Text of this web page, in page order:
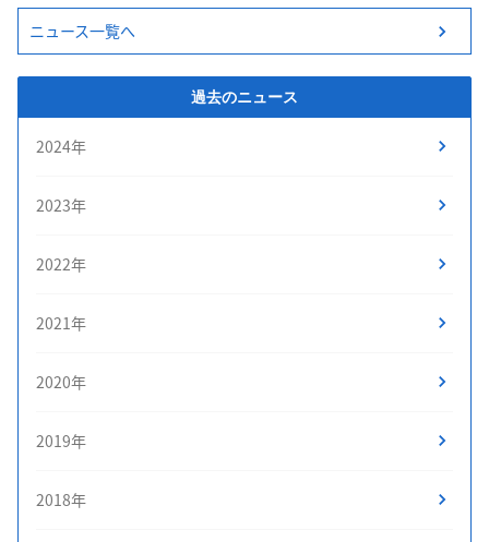
ニュース一覧へ
過去のニュース
2024年
2023年
2022年
2021年
2020年
2019年
2018年